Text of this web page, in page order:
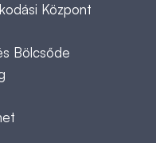
Központ
Bölcsőde